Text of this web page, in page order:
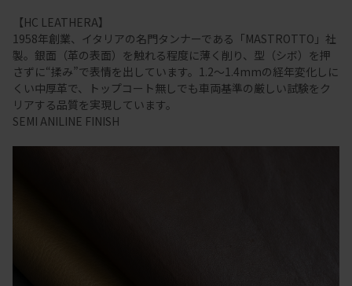
【HC LEATHERA】
1958年創業、イタリアの名門タンナーである「MASTROTTO」社
製。銀面（革の表面）を触れる程度に薄く削り、型（シボ）を押
さずに“揉み”で表情を出しています。1.2～1.4mmの経年変化しに
くい中厚革で、トップコート無しでも車両基準の厳しい試験をク
リアする品質を実現しています。
SEMI ANILINE FINISH